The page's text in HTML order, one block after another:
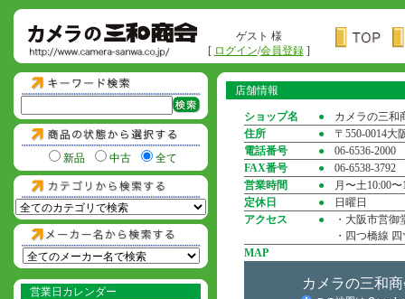
ゲスト 様
[ ログイン/会員登録]
新品 中古 全て
営業日カレンダー
店舗情報
ショップ名 ●
カメラの三和
住所
●
〒550-0014大
電話番号
●
06-6536-2000
FAX番号
●
06-6538-3792
営業時間
●
月〜土10:00
定休日
●
日曜日
アクセス
●
・大阪市営
・四つ橋線
MAP